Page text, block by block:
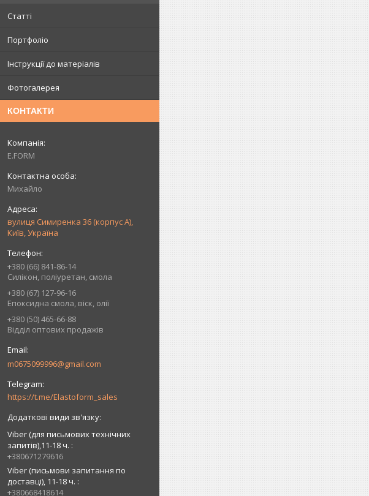
Статті
Портфоліо
Інструкції до матеріалів
Фотогалерея
КОНТАКТИ
E.FORM
Михайло
вулиця Симиренка 36 (корпус А),
Київ, Україна
+380 (66) 841-86-14
Силікон, поліуретан, смола
+380 (67) 127-96-16
Епоксидна смола, віск, олії
+380 (50) 465-66-88
Відділ оптових продажів
m0675099996@gmail.com
https://t.me/Elastoform_sales
Viber (для письмових технічних
запитів),11-18 ч.
+380671279616
Viber (письмови запитання по
доставці), 11-18 ч.
+380668418614